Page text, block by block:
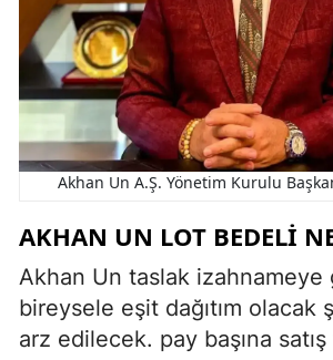
Akhan Un A.Ş. Yönetim Kurulu
AKHAN UN LOT BEDELI
Akhan Un taslak izahnameye
bireysele eşit dağıtım olacak
arz edilecek. pay başına satış